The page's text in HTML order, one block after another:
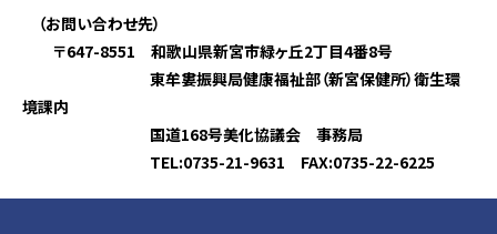
（お問い合わせ先）
〒647-8551 和歌山県新宮市緑ヶ丘2丁目4番8号
東牟婁振興局健康福祉部（新宮保健所）衛生環
境課内
国道168号美化協議会 事務局
TEL:0735-21-9631 FAX:0735-22-6225